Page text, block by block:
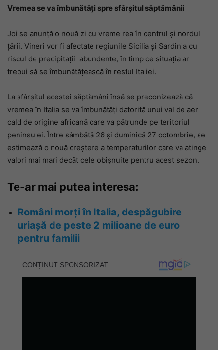
Vremea se va îmbunătăți spre sfârșitul săptămânii
Joi se anunță o nouă zi cu vreme rea în centrul și nordul
țării. Vineri vor fi afectate regiunile Sicilia și Sardinia cu
riscul de precipitații abundente, în timp ce situația ar
trebui să se îmbunătățească în restul Italiei.
La sfârșitul acestei săptămâni însă se preconizează că
vremea în Italia se va îmbunătăți datorită unui val de aer
cald de origine africană care va pătrunde pe teritoriul
peninsulei. Între sâmbătă 26 și duminică 27 octombrie, se
estimează o nouă creștere a temperaturilor care va atinge
valori mai mari decât cele obișnuite pentru acest sezon.
Te-ar mai putea interesa:
Români morți în Italia, despăgubire
uriașă de peste 2 milioane de euro
pentru familii